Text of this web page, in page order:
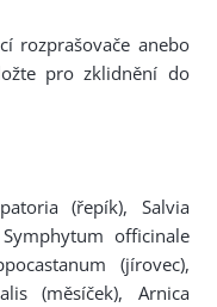
rozprašovače anebo
pro zklidnění do
(řepík), Salvia
officinale
(jírovec),
(měsíček), Arnica